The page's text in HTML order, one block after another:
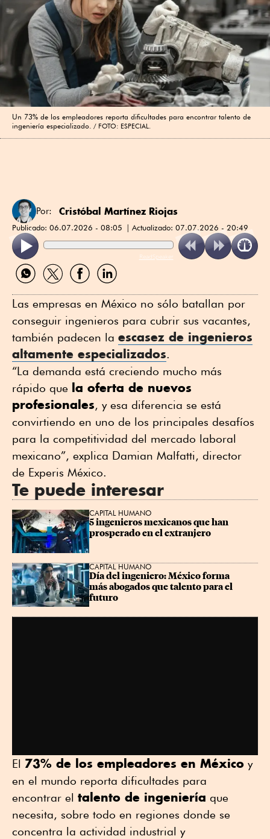
Un 73% de los empleadores reporta dificultades para encontrar talento de
ingeniería especializado.
FOTO: ESPECIAL.
Por: Cristóbal Martínez Riojas
Publicado: 06.07.2026 - 08:05 Actualizado: 07.07.2026 - 20:49
ReadSpeaker
Compartir
por
Compartir
por
Compartir
por
Compartir
por
Las empresas en México no sólo batallan por
conseguir ingenieros para cubrir sus vacantes,
también padecen la escasez de ingenieros
altamente especializados.
“La demanda está creciendo mucho más
rápido que la oferta de nuevos
profesionales, y esa diferencia se está
convirtiendo en uno de los principales desafíos
para la competitividad del mercado laboral
mexicano”, explica Damian Malfatti, director
de Experis México.
Te puede interesar
CAPITAL HUMANO
5 ingenieros mexicanos que han
prosperado en el extranjero
CAPITAL HUMANO
Día del ingeniero: México forma
más abogados que talento para el
futuro
El 73% de los empleadores en México y
en el mundo reporta dificultades para
encontrar el talento de ingeniería que
necesita, sobre todo en regiones donde se
concentra la actividad industrial y